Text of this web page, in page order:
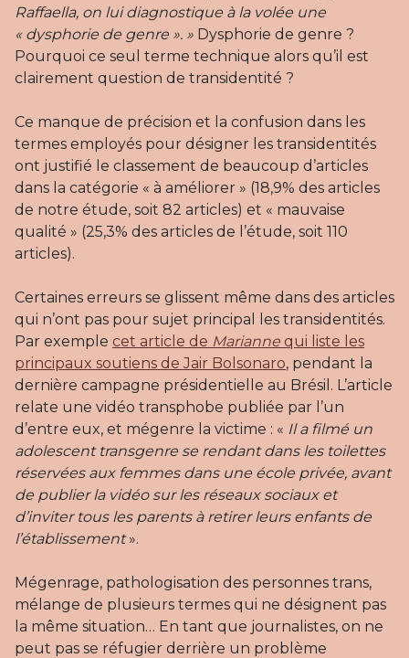
Raffaella, on lui diagnostique à la volée une
« dysphorie de genre ». » Dysphorie de genre ?
Pourquoi ce seul terme technique alors qu’il est
clairement question de transidentité ?
Ce manque de précision et la confusion dans les
termes employés pour désigner les transidentités
ont justifié le classement de beaucoup d’articles
dans la catégorie « à améliorer » (18,9% des articles
de notre étude, soit 82 articles) et « mauvaise
qualité » (25,3% des articles de l’étude, soit 110
articles).
Certaines erreurs se glissent même dans des articles
qui n’ont pas pour sujet principal les transidentités.
Par exemple cet article de Marianne qui liste les
principaux soutiens de Jair Bolsonaro, pendant la
dernière campagne présidentielle au Brésil. L’article
relate une vidéo transphobe publiée par l’un
d’entre eux, et mégenre la victime : « Il a filmé un
adolescent transgenre se rendant dans les toilettes
réservées aux femmes dans une école privée, avant
de publier la vidéo sur les réseaux sociaux et
d’inviter tous les parents à retirer leurs enfants de
l’établissement».
Mégenrage, pathologisation des personnes trans,
mélange de plusieurs termes qui ne désignent pas
la même situation… En tant que journalistes, on ne
peut pas se réfugier derrière un problème